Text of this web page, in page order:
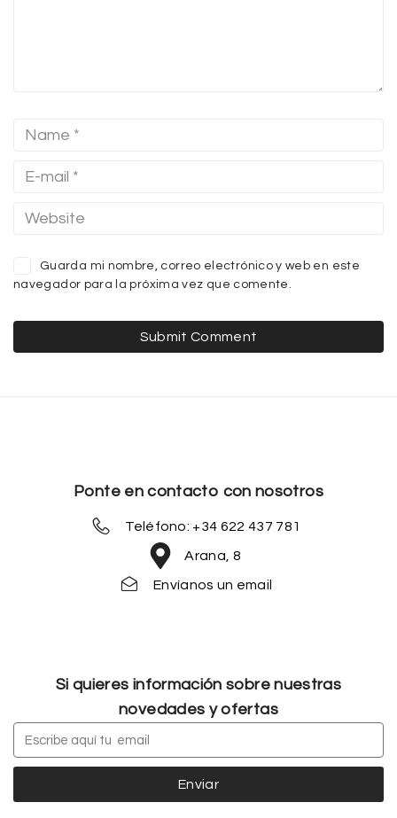
Guarda mi nombre, correo electrónico y web en este
navegador para la próxima vez que comente.
Ponte en contacto con nosotros
Teléfono: +34 622 437 781
Arana, 8
Envíanos un email
Si quieres información sobre nuestras
novedades y ofertas
Enviar